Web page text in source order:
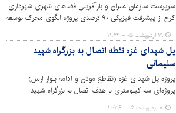
سرپرست سازمان عمران و بازآفرینی فضاهای شهری شهرداری
کرج از پیشرفت فیزیکی ۹۰ درصدی پروژه الگوی محرک توسعه
مسکونی – تجاری نمازی خواه واقع در محله آسیاب برجی خبر
داد.
۱۹ اردیبهشت ۰۵ - ۱۱:۲۴
پل شهدای غزه نقطه اتصال به بزرگراه شهید
سلیمانی
پروژه‌ پل شهدای غزه (تقاطع موذن و ادامه بلوار ارس)
پروژه‌ای سه کیلومتری با هدف اتصال به بزرگراه شهید
سلیمانی و تسهیل در تردد شهروندان است.
۸ اردیبهشت ۰۵ - ۱۰:۳۶